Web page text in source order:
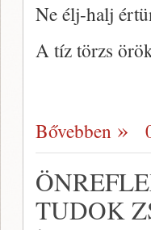
Ne élj-halj
A tíz törzs
Bővebben
TUDOK